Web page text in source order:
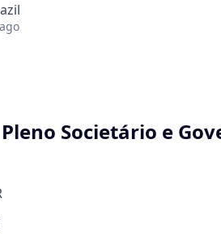
Societário e